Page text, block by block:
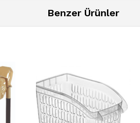
Benzer Ürünler